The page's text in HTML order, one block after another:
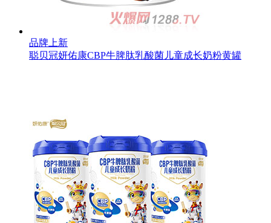
品牌上新
聪贝冠妍佑康CBP牛脾肽乳酸菌儿童成长奶粉黄罐